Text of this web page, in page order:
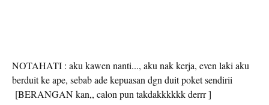
NOTAHATI : aku kawen nanti..., aku nak kerja, even laki aku
berduit ke ape, sebab ade kepuasan dgn duit poket sendirii
[BERANGAN kan,, calon pun takdakkkkkk derrr ]